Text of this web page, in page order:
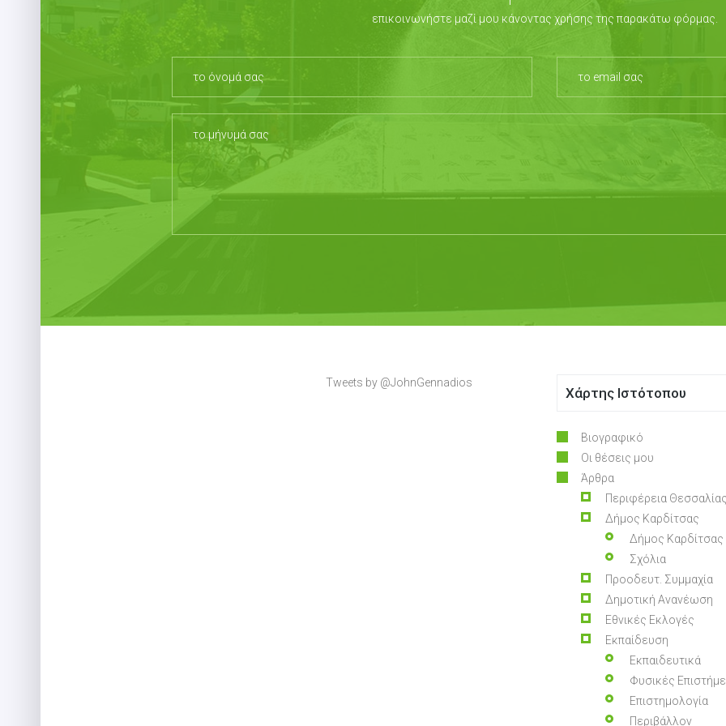
επικοινωνήστε μαζί μου κάνοντας χρήσης της παρακάτω φόρμας.
Tweets by @JohnGennadios
Χάρτης Ιστότοπου
Βιογραφικό
Οι θέσεις μου
Άρθρα
Περιφέρεια
Δήμος Καρδίτσας
Δήμος Καρδίτσας
Σχόλια
Προοδευτ. Συμμαχία
Δημοτική Ανανέωση
Εθνικές Εκλογές
Εκπαίδευση
Εκπαιδευτικά
Φυσικές
Επιστημολογία
Περιβάλλον